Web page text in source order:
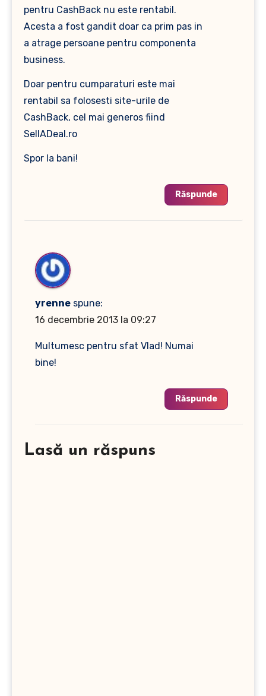
pentru CashBack nu este rentabil.
Acesta a fost gandit doar ca prim pas in
a atrage persoane pentru componenta
business.
Doar pentru cumparaturi este mai
rentabil sa folosesti site-urile de
CashBack, cel mai generos fiind
SellADeal.ro
Spor la bani!
Răspunde
yrenne spune:
16 decembrie 2013 la 09:27
Multumesc pentru sfat Vlad! Numai
bine!
Răspunde
Lasă un răspuns